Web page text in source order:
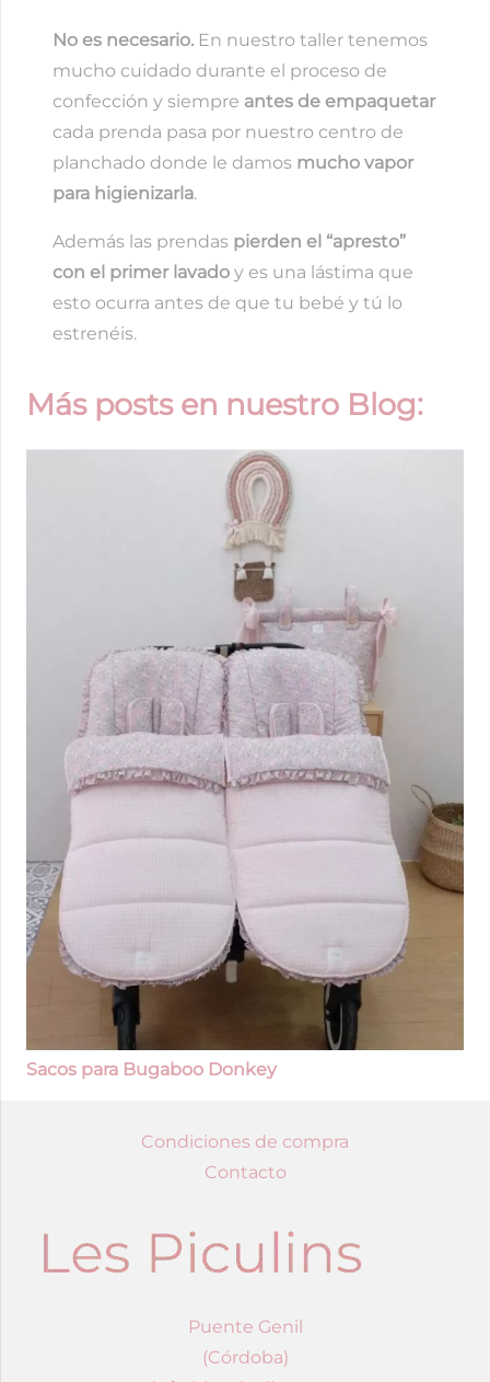
No es necesario. En nuestro taller tenemos
mucho cuidado durante el proceso de
confección y siempre antes de empaquetar
cada prenda pasa por nuestro centro de
planchado donde le damos mucho vapor
para higienizarla.
Además las prendas pierden el “apresto”
con el primer lavado y es una lástima que
esto ocurra antes de que tu bebé y tú lo
estrenéis.
Más posts en nuestro Blog:
Sacos para Bugaboo Donkey
Condiciones de compra
Contacto
Puente Genil
(Córdoba)